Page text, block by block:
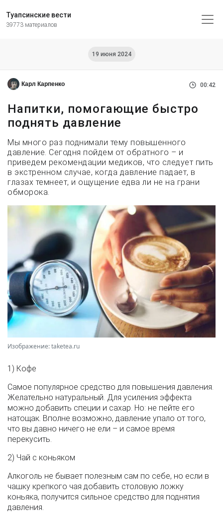
Туапсинские вести
39773 материалов
19 июня 2024
Карл Карпенко 00:42
Напитки, помогающие быстро
поднять давление
Мы много раз поднимали тему повышенного
давление. Сегодня пойдем от обратного – и
приведем рекомендации медиков, что следует пить
в экстренном случае, когда давление падает, в
глазах темнеет, и ощущение едва ли не на грани
обморока.
Изображение: taketea.ru
1) Кофе
Самое популярное средство для повышения давления.
Желательно натуральный. Для усиления эффекта
можно добавить специи и сахар. Но: не пейте его
натощак. Вполне возможно, давление упало от того,
что вы давно ничего не ели – и самое время
перекусить.
2) Чай с коньяком
Алкоголь не бывает полезным сам по себе, но если в
чашку крепкого чая добавить столовую ложку
коньяка, получится сильное средство для поднятия
давления.